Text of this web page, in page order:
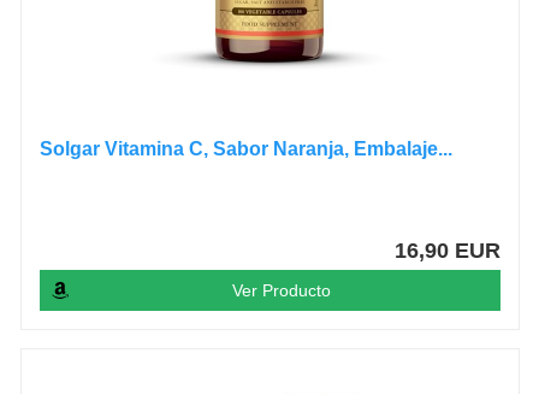
Solgar Vitamina C, Sabor Naranja, Embalaje...
16,90 EUR
Ver Producto